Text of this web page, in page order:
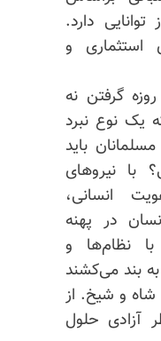
دارد.
استثماری و
گرفتن نه
یک نوع نبرد
باید
با نیروهای
انسانی،
در پهنه
نظام‌ها و
به ‌بند می‌کشند
شاه و شیخ. از
آزادی حلول